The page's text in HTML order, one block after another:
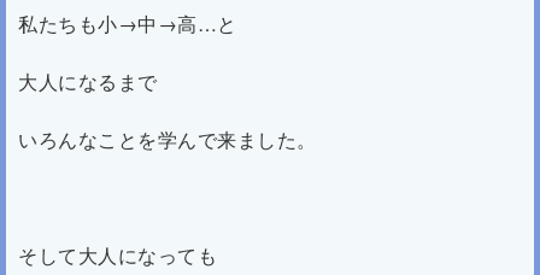
私たちも小→中→高…と
大人になるまで
いろんなことを学んで来ました。
そして大人になっても